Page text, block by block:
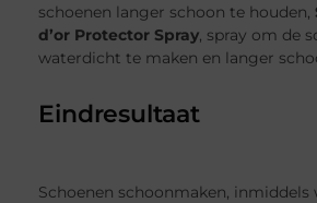
schoenen langer schoon te houden,
d’or Protector Spray , spray om de
waterdicht te maken en langer
Eindresultaat
Schoenen schoonmaken, inmiddels